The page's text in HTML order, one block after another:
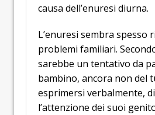
causa dell’enuresi diurna.
L’enuresi sembra spesso
problemi familiari.
sarebbe un tentativo da
bambino, ancora non del
esprimersi verbalmente,
l’attenzione dei suoi